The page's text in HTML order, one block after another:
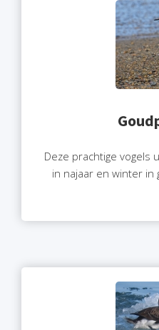
Deze prachtige vogels
in najaar en winter in